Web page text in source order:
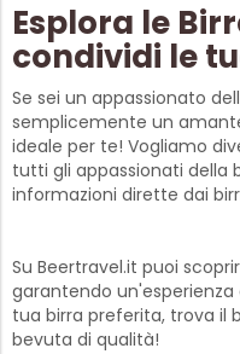
Esplora le
condividi le
Se sei un appassionato
semplicemente un
ideale per te! Vogliamo
tutti gli appassionati della
informazioni dirette dai
Su Beertravel.it puoi
garantendo
tua birra preferita, trova il
bevuta di qualità!